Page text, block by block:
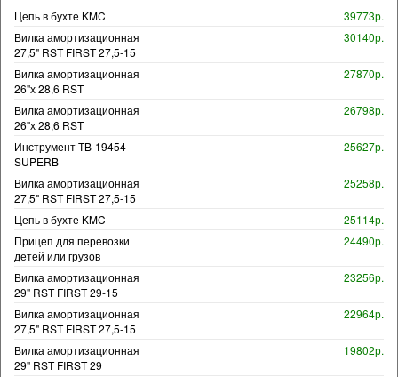
Цепь в бухте KMC
39773р.
Вилка амортизационная
27,5" RST FIRST 27,5-15
30140р.
Вилка амортизационная
26"х 28,6 RST
27870р.
Вилка амортизационная
26"х 28,6 RST
26798р.
Инструмент TB-19454
SUPERB
25627р.
Вилка амортизационная
27,5" RST FIRST 27,5-15
25258р.
Цепь в бухте KMC
25114р.
Прицеп для перевозки
детей или грузов
24490р.
Вилка амортизационная
29" RST FIRST 29-15
23256р.
Вилка амортизационная
27,5" RST FIRST 27,5-15
22964р.
Вилка амортизационная
29" RST FIRST 29
19802р.